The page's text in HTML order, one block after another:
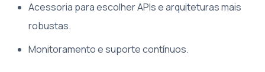
Acessoria para escolher APIs e arquiteturas mais
robustas.
Monitoramento e suporte contínuos.